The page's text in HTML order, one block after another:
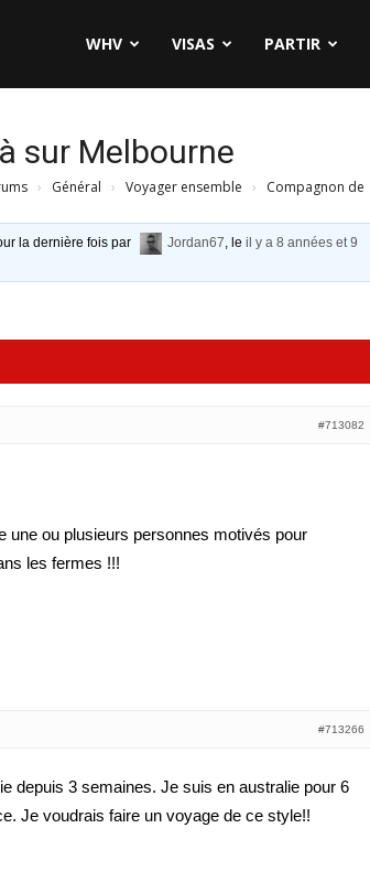
WHV VISAS PARTIR
sur Melbourne
› Général › Voyager ensemble ›
Compagnon de
la dernière fois par Jordan67, leil y a 8 années et 9
#713082
une ou plusieurs personnes motivés pour
les fermes !!!
#713266
depuis 3 semaines. Je suis en australie pour 6
Je voudrais faire un voyage de ce style!!